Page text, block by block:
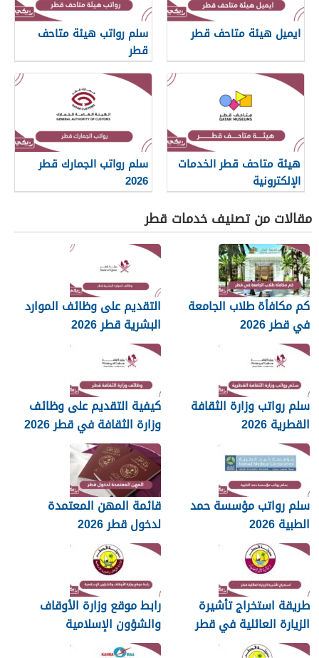
ايميل هيئة متاحف قطر
سلم رواتب هيئة متاحف
قطر
هيئة متاحف قطر الخدمات
الإلكترونية
سلم رواتب الجمارك قطر
2026
مقالات من تصنيف خدمات قطر
كم مكافأة طلاب الجامعة
في قطر 2026
التقديم على وظائف الموارد
البشرية قطر 2026
سلم رواتب وزارة الثقافة
القطرية 2026
كيفية التقديم على وظائف
وزارة الثقافة في قطر 2026
سلم رواتب مؤسسة حمد
الطبية 2026
قائمة المهن المعتمدة
لدخول قطر 2026
طريقة استخراج تأشيرة
الزيارة العائلية في قطر
2026
رابط موقع وزارة الأوقاف
والشؤون الإسلامية
islam.gov.qa